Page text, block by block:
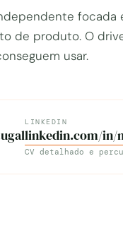
focada
de produto. O
usar.
LINKEDIN
linkedin.com/in/
CV detalhado e